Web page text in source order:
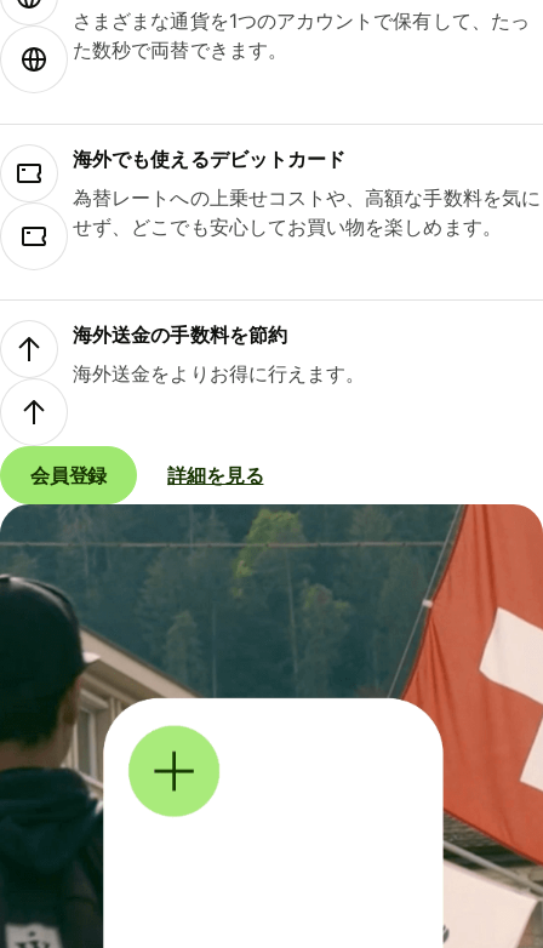
さまざまな通貨を1つのアカウントで保有して、たっ
た数秒で両替できます。
海外でも使えるデビットカード
為替レートへの上乗せコストや、高額な手数料を気に
せず、どこでも安心してお買い物を楽しめます。
海外送金の手数料を節約
海外送金をよりお得に行えます。
会員登録 詳細を見る